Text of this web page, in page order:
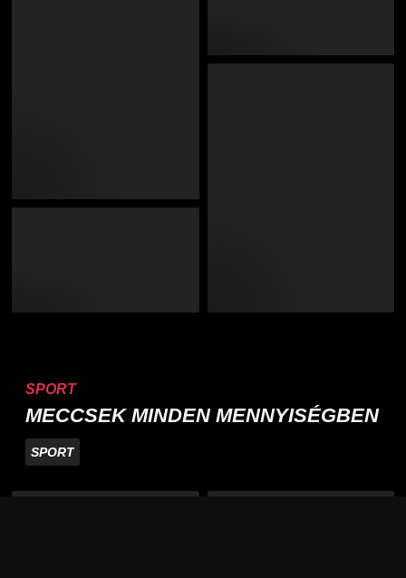
SPORT
MECCSEK MINDEN MENNYISÉGBEN
SPORT